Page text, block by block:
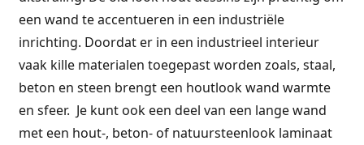
een wand te accentueren in een industriële
inrichting. Doordat er in een industrieel interieur
vaak kille materialen toegepast worden zoals, staal,
beton en steen brengt een houtlook wand warmte
en sfeer. Je kunt ook een deel van een lange wand
met een hout-, beton- of natuursteenlook laminaat